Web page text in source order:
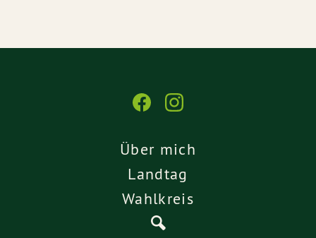
Über mich
Landtag
Wahlkreis